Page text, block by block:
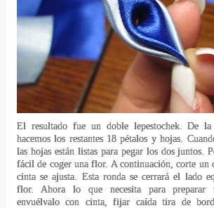
El resultado fue un doble lepestochek.De la
hacemos los restantes 18 pétalos y hojas.
las hojas están listas para pegar los dos juntos.
fácil de coger una flor. A continuación, corte un
cinta se ajusta. Esta ronda se cerrará el lado
flor.
Ahora lo que necesita para
envuélvalo con cinta, fijar caída tira de